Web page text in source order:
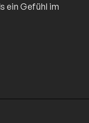
ein Gefühl im